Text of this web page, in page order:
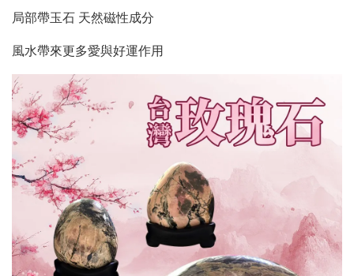
局部帶玉石 天然磁性成分
風水帶來更多愛與好運作用